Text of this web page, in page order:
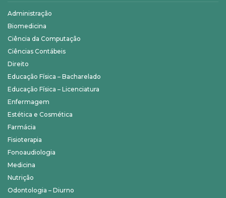
Administração
Biomedicina
Ciência da Computação
Ciências Contábeis
Direito
Educação Física – Bacharelado
Educação Física – Licenciatura
Enfermagem
Estética e Cosmética
Farmácia
Fisioterapia
Fonoaudiologia
Medicina
Nutrição
Odontologia – Diurno